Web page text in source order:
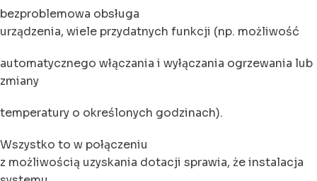
bezproblemowa obsługa
urządzenia, wiele przydatnych funkcji (np. możliwość
automatycznego włączania i wyłączania ogrzewania lub
zmiany
temperatury o określonych godzinach).
Wszystko to w połączeniu
z możliwością uzyskania dotacji sprawia, że instalacja